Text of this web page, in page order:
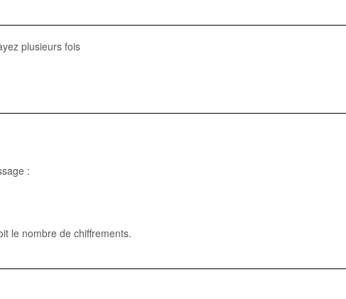
plusieurs fois
:
le nombre de chiffrements.